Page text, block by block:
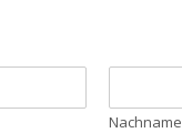
Nachname